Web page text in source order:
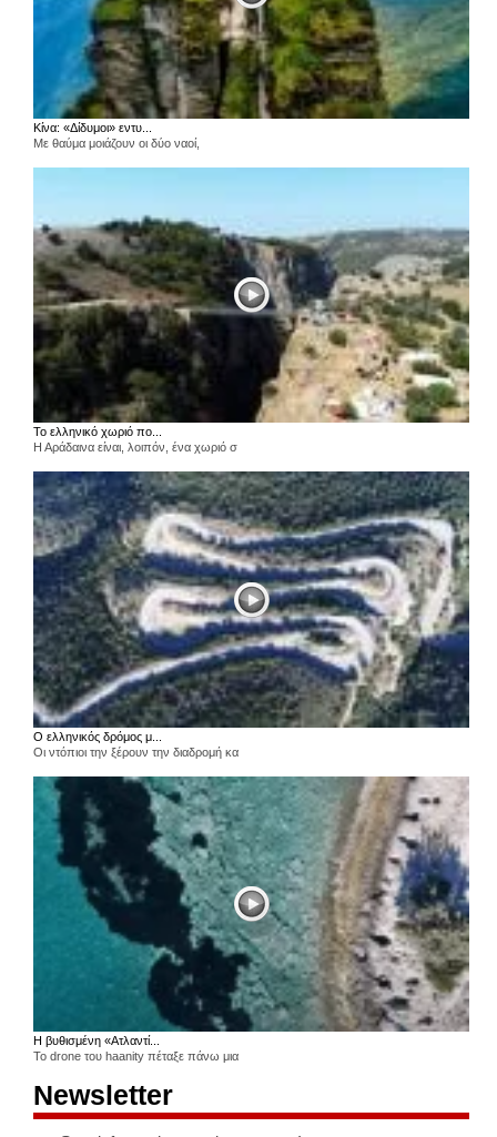
Κίνα: «Δίδυμοι» εντυ...
Με θαύμα μοιάζουν οι δύο ναοί,
Το ελληνικό χωριό πο...
Η Αράδαινα είναι, λοιπόν, ένα χωριό σ
Ο ελληνικός δρόμος μ...
Οι ντόπιοι την ξέρουν την διαδρομή κα
Η βυθισμένη «Ατλαντί...
Το drone του haanity πέταξε πάνω μια
Newsletter